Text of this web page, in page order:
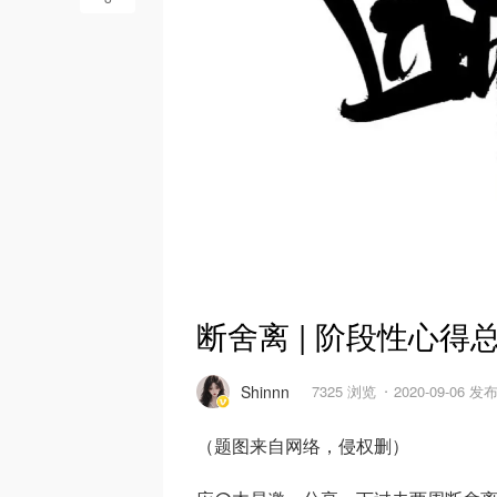
断舍离 | 阶段性心得
Shinnn 7325 浏览 2020-09-06 发布
（题图来自网络，侵权删）